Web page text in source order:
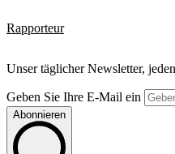
Rapporteur
Unser täglicher Newsletter,
Geben Sie Ihre E-Mail ein
Abonnieren